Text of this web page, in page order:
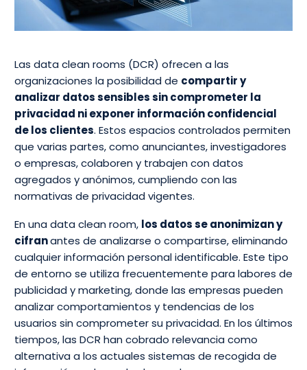
Las data clean rooms (DCR) ofrecen a las
organizaciones la posibilidad de compartir y
analizar datos sensibles sin comprometer la
privacidad ni exponer información confidencial
de los clientes. Estos espacios controlados permiten
que varias partes, como anunciantes, investigadores
o empresas, colaboren y trabajen con datos
agregados y anónimos, cumpliendo con las
normativas de privacidad vigentes.
En una data clean room, los datos se anonimizan y
cifranantes de analizarse o compartirse, eliminando
cualquier información personal identificable. Este tipo
de entorno se utiliza frecuentemente para labores de
publicidad y marketing, donde las empresas pueden
analizar comportamientos y tendencias de los
usuarios sin comprometer su privacidad. En los últimos
tiempos, las DCR han cobrado relevancia como
alternativa a los actuales sistemas de recogida de